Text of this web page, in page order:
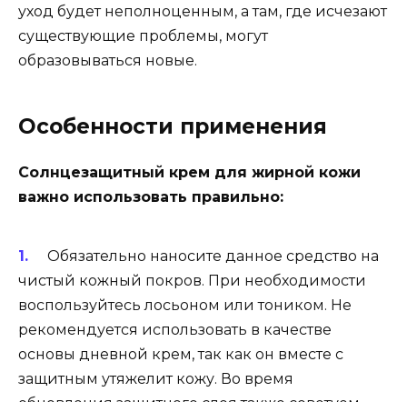
уход будет неполноценным, а там, где исчезают
существующие проблемы, могут
образовываться новые.
Особенности применения
Солнцезащитный крем для жирной кожи
важно использовать правильно:
Обязательно наносите данное средство на
чистый кожный покров. При необходимости
воспользуйтесь лосьоном или тоником. Не
рекомендуется использовать в качестве
основы дневной крем, так как он вместе с
защитным утяжелит кожу. Во время